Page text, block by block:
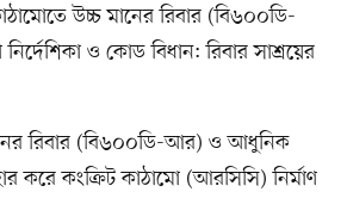
উচ্চ মানের রিবার (বি৬০০ডি-
ও কোড বিধান: রিবার সাশ্রয়ের
রিবার (বি৬০০ডি-আর) ও আধুনিক
করে কংক্রিট কাঠামো (আরসিসি) নির্মাণ